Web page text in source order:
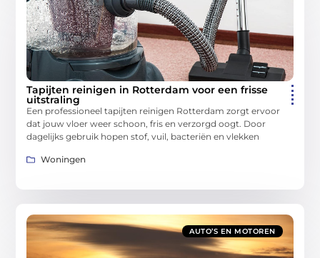
Tapijten reinigen in Rotterdam voor een frisse
uitstraling
Een professioneel tapijten reinigen Rotterdam zorgt ervoor
dat jouw vloer weer schoon, fris en verzorgd oogt. Door
dagelijks gebruik hopen stof, vuil, bacteriën en vlekken
Woningen
AUTO’S EN MOTOREN